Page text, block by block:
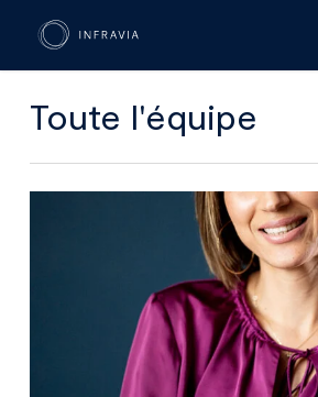
Toute l'équipe